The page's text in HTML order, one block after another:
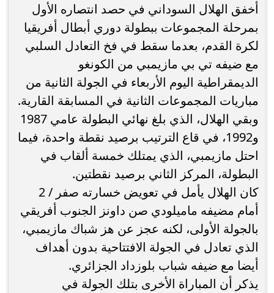
أخفق الهلال السوداني في حصد انتصاره الأول
بمرحلة المجموعات ببطولة دوري أبطال أفريقيا
لكرة القدم، بعدما سقط في فخ التعادل السلبي
مع ضيفه تي بي مازيمبي من الكونغو
الديمقراطية اليوم الأربعاء في الجولة الثانية من
مباريات المجموعات الثانية في المسابقة القارية.
وبقي الهلال، الذي بلغ نهائي البطولة عامي 1987
و1992، في قاع الترتيب برصيد نقطة واحدة، فيما
احتل مازيمبي، الذي يمتلك خمسة ألقاب في
البطولة، المركز الثاني برصيد نقطتين.
كان الهلال يأمل في تعويض خسارته صفر / 2
أمام مضيفه ماميلودي صن داونز الجنوب أفريقي
بالجولة الأولى، لكنه عجز عن هز شباك مازيمبي،
الذي تعادل في الجولة الافتتاحية بدون أهداف
أيضا مع ضيفه شباب بلوزداد الجزائري.
يذكر أن المباراة الأخرى بتلك الجولة في